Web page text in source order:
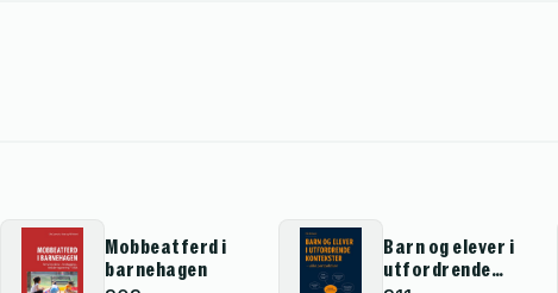
Mobbeatferd i
barnehagen
Barn og elever i
utfordrende